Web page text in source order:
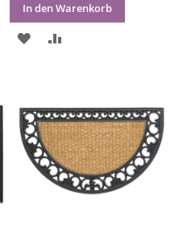
In den Warenkorb
ZUR